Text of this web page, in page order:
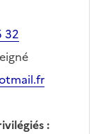
32
: